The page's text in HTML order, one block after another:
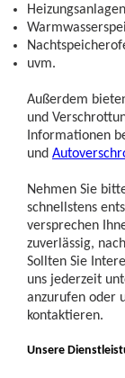
Heizungsanlagen
uvm.
Außerdem
und
Informationen
und
Nehmen Sie
schnellstens
versprechen
zuverlässig,
Sollten Sie
uns jederzeit
anzurufen oder
kontaktieren.
Unsere